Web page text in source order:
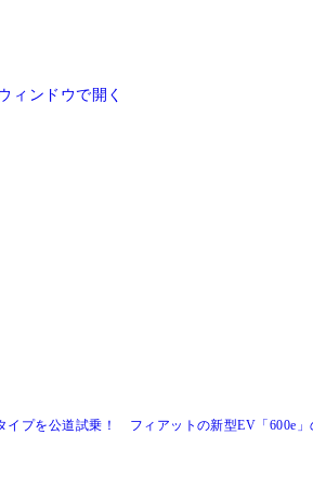
ィンドウで開く
イプを公道試乗！ フィアットの新型EV「600e」